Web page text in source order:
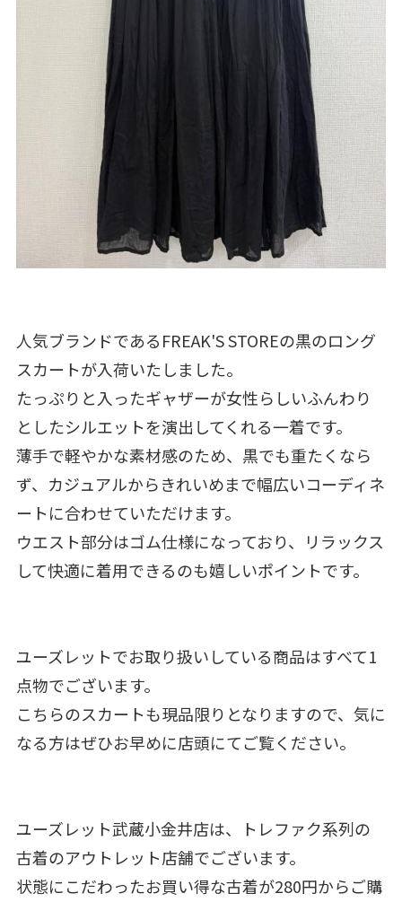
人気ブランドであるFREAK'S STOREの黒のロング
スカートが入荷いたしました。
たっぷりと入ったギャザーが女性らしいふんわり
としたシルエットを演出してくれる一着です。
薄手で軽やかな素材感のため、黒でも重たくなら
ず、カジュアルからきれいめまで幅広いコーディネ
ートに合わせていただけます。
ウエスト部分はゴム仕様になっており、リラックス
して快適に着用できるのも嬉しいポイントです。
ユーズレットでお取り扱いしている商品はすべて1
点物でございます。
こちらのスカートも現品限りとなりますので、気に
なる方はぜひお早めに店頭にてご覧ください。
ユーズレット武蔵小金井店は、トレファク系列の
古着のアウトレット店舗でございます。
状態にこだわったお買い得な古着が280円からご購